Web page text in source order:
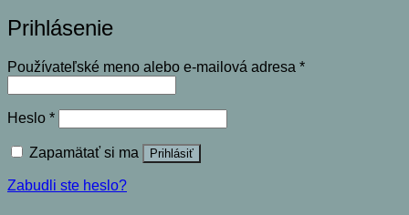
Prihlásenie
Používateľské meno alebo e-mailová adresa *Povinné
Heslo *Povinné
Zapamätať si ma Prihlásiť
Zabudli ste heslo?